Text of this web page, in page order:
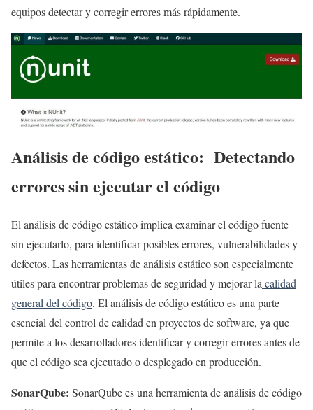
equipos detectar y corregir errores más rápidamente.
Análisis de código estático: Detectando
errores sin ejecutar el código
El análisis de código estático implica examinar el código fuente
sin ejecutarlo, para identificar posibles errores, vulnerabilidades y
defectos. Las herramientas de análisis estático son especialmente
útiles para encontrar problemas de seguridad y mejorar lacalidad
general del código. El análisis de código estático es una parte
esencial del control de calidad en proyectos de software, ya que
permite a los desarrolladores identificar y corregir errores antes de
que el código sea ejecutado o desplegado en producción.
SonarQube: SonarQube es una herramienta de análisis de código